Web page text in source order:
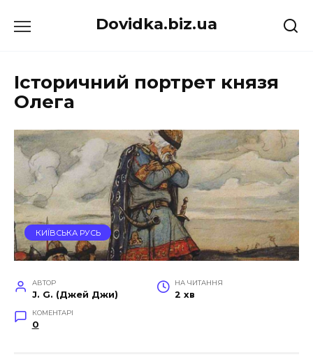
до
Dovidka.biz.ua
Історичний портрет князя
Олега
КИЇВСЬКА РУСЬ
АВТОР
J. G. (Джей Джи)
НА ЧИТАННЯ
2 хв
КОМЕНТАРІ
0